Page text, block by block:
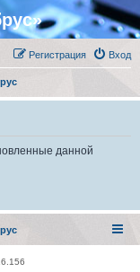
Вход
Регистрация
данной